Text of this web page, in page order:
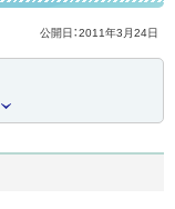
公開日：2011年3月24日